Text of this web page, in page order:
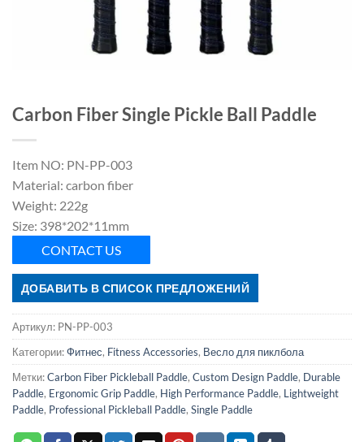
Carbon Fiber Single Pickle Ball Paddle
Item NO: PN-PP-003
Material: carbon fiber
Weight: 222g
Size: 398*202*11mm
CONTACT US
ДОБАВИТЬ В СПИСОК ПРЕДЛОЖЕНИЙ
Артикул: PN-PP-003
Категории:Фитнес, Fitness Accessories, Весло для пиклбола
Метки:Carbon Fiber Pickleball Paddle, Custom Design Paddle, Durable
Paddle, Ergonomic Grip Paddle, High Performance Paddle, Lightweight
Paddle, Professional Pickleball Paddle, Single Paddle